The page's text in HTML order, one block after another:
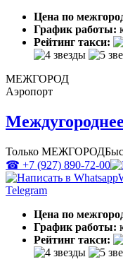
Цена по
График работы:
Рейтинг такси:
МЕЖГОРОД
Аэропорт
Только МЕЖГОРОД
☎ +7 (927) 890-72-00
Telegram
Цена по
График работы:
Рейтинг такси: